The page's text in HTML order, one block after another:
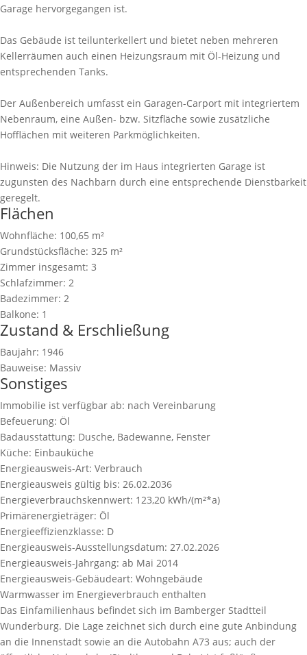
Garage hervorgegangen ist.
Das Gebäude ist teilunterkellert und bietet neben mehreren
Kellerräumen auch einen Heizungsraum mit Öl-Heizung und
entsprechenden Tanks.
Der Außenbereich umfasst ein Garagen-Carport mit integriertem
Nebenraum, eine Außen- bzw. Sitzfläche sowie zusätzliche
Hofflächen mit weiteren Parkmöglichkeiten.
Hinweis: Die Nutzung der im Haus integrierten Garage ist
zugunsten des Nachbarn durch eine entsprechende Dienstbarkeit
geregelt.
Flächen
Wohnfläche: 100,65 m²
Grundstücksfläche: 325 m²
Zimmer insgesamt: 3
Schlafzimmer: 2
Badezimmer: 2
Balkone: 1
Zustand & Erschließung
Baujahr: 1946
Bauweise: Massiv
Sonstiges
Immobilie ist verfügbar ab: nach Vereinbarung
Befeuerung: Öl
Badausstattung: Dusche, Badewanne, Fenster
Küche: Einbauküche
Energieausweis-Art: Verbrauch
Energieausweis gültig bis: 26.02.2036
Energieverbrauchskennwert: 123,20 kWh/(m²*a)
Primärenergieträger: Öl
Energieeffizienzklasse: D
Energieausweis-Ausstellungsdatum: 27.02.2026
Energieausweis-Jahrgang: ab Mai 2014
Energieausweis-Gebäudeart: Wohngebäude
Warmwasser im Energieverbrauch enthalten
Das Einfamilienhaus befindet sich im Bamberger Stadtteil
Wunderburg. Die Lage zeichnet sich durch eine gute Anbindung
an die Innenstadt sowie an die Autobahn A73 aus; auch der